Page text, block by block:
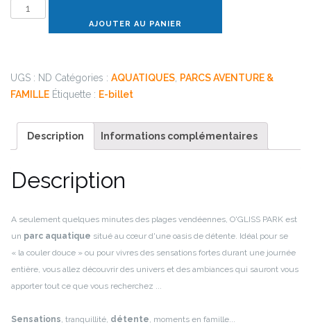
quantité
AJOUTER AU PANIER
UGS : ND Catégories : AQUATIQUES PARCS AVENTURE &
FAMILLE Étiquette : E-billet
Description Informations complémentaires
Description
A seulement quelques minutes des plages vendéennes, O'GLISS PARK est
un parc aquatique situé au cœur d'une oasis de détente. Idéal pour se
« la couler douce » ou pour vivres des sensations fortes durant une journée
entière, vous allez découvrir des univers et des ambiances qui sauront vous
apporter tout ce que vous recherchez ...
Sensations , tranquillité, détente , moments en famille...